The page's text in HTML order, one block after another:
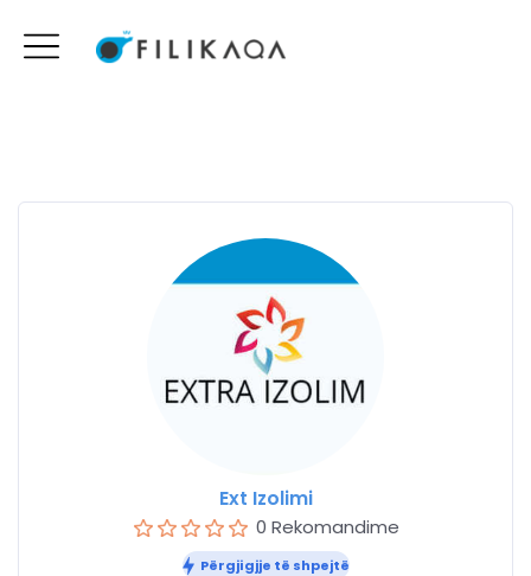
Ext Izolimi
0 Rekomandime
Përgjigjje të shpejtë